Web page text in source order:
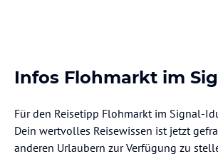
Infos Flohmarkt im
Für den Reisetipp Flohmarkt im Signal-
Dein wertvolles Reisewissen ist jetzt
anderen Urlaubern zur Verfügung zu